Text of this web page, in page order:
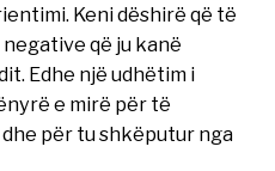
Keni dëshirë që të
që ju kanë
Edhe një udhëtim i
e mirë për të
për tu shkëputur nga